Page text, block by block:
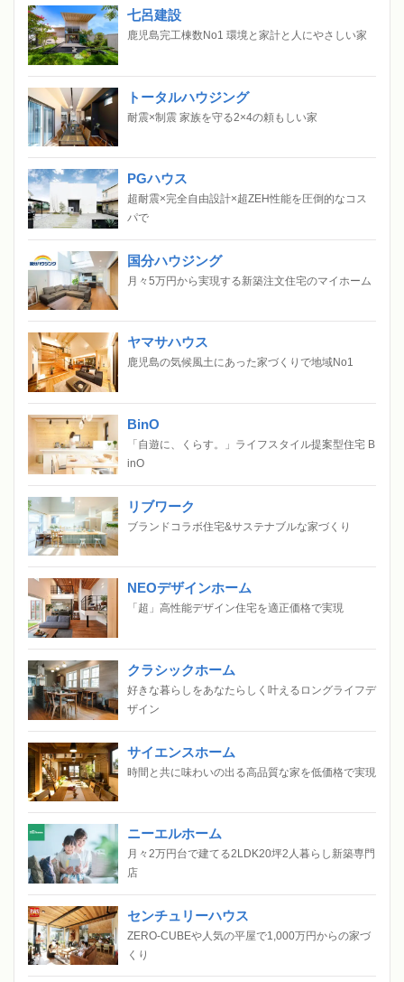
七呂建設
鹿児島完工棟数No1 環境と家計と人にやさしい家
トータルハウジング
耐震×制震 家族を守る2×4の頼もしい家
PGハウス
超耐震×完全自由設計×超ZEH性能を圧倒的なコス
パで
国分ハウジング
月々5万円から実現する新築注文住宅のマイホーム
ヤマサハウス
鹿児島の気候風土にあった家づくりで地域No1
BinO
「自遊に、くらす。」ライフスタイル提案型住宅 B
inO
リブワーク
ブランドコラボ住宅&サステナブルな家づくり
NEOデザインホーム
「超」高性能デザイン住宅を適正価格で実現
クラシックホーム
好きな暮らしをあなたらしく叶えるロングライフデ
ザイン
サイエンスホーム
時間と共に味わいの出る高品質な家を低価格で実現
ニーエルホーム
月々2万円台で建てる2LDK20坪2人暮らし新築専門
店
センチュリーハウス
ZERO-CUBEや人気の平屋で1,000万円からの家づ
くり